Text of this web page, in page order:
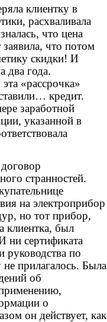
клиентку в
расхваливала
что цена
заявила, что потом
скидки! И
два года.
«рассрочка»
кредит.
заработной
указанной в
странностей.
на электроприбор
но тот прибор,
клиентка, был
ни сертификата
руководства по
прилагалось. Была
об
о
он действует, как